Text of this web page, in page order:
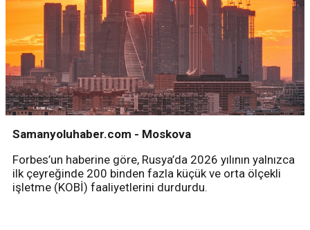
Samanyoluhaber.com - Moskova
Forbes’un haberine göre, Rusya’da 2026 yılının yalnızca
ilk çeyreğinde 200 binden fazla küçük ve orta ölçekli
işletme (KOBİ) faaliyetlerini durdurdu.